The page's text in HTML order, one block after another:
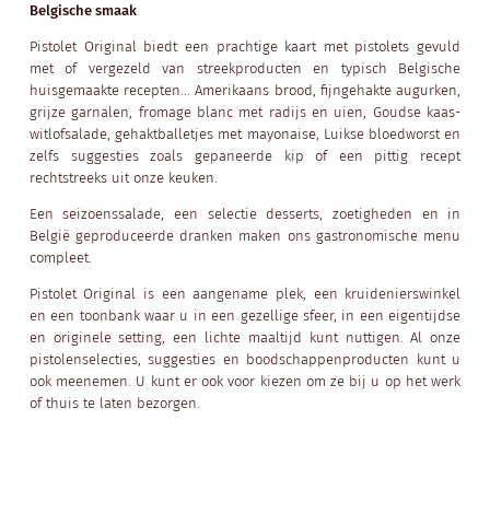
Belgische smaak
Pistolet Original biedt een prachtige kaart met pistolets gevuld
met of vergezeld van streekproducten en typisch Belgische
huisgemaakte recepten... Amerikaans brood, fijngehakte augurken,
grijze garnalen, fromage blanc met radijs en uien, Goudse kaas-
witlofsalade, gehaktballetjes met mayonaise, Luikse bloedworst en
zelfs suggesties zoals gepaneerde kip of een pittig recept
rechtstreeks uit onze keuken.
Een seizoenssalade, een selectie desserts, zoetigheden en in
België geproduceerde dranken maken ons gastronomische menu
compleet.
Pistolet Original is een aangename plek, een kruidenierswinkel
en een toonbank waar u in een gezellige sfeer, in een eigentijdse
en originele setting, een lichte maaltijd kunt nuttigen. Al onze
pistolenselecties, suggesties en boodschappenproducten kunt u
ook meenemen. U kunt er ook voor kiezen om ze bij u op het werk
of thuis te laten bezorgen.